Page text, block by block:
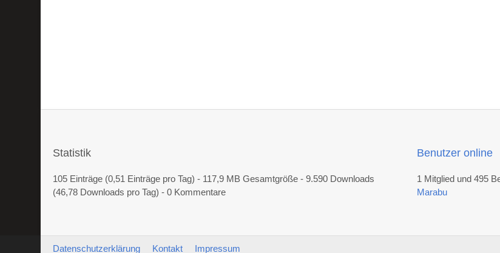
Statistik
105 Einträge (0,51 Einträge pro Tag) - 117,9 MB Gesamtgröße - 9.590 Downloads
(46,78 Downloads pro Tag) - 0 Kommentare
Benutzer online
1 Mitglied und 495
Marabu
Datenschutzerklärung Kontakt Impressum